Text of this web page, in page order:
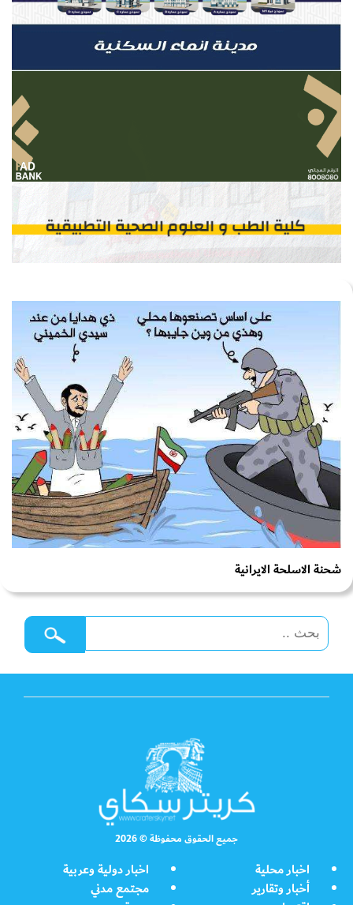
شحنة الاسلحة الايرانية
جميع الحقوق محفوظة © 2026
اخبار محلية
اخبار دولية وعربية
أخبار وتقارير
مجتمع مدني